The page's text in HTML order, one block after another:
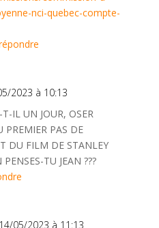
nci-quebec-compte-
2023 à 10:13
IL UN JOUR, OSER
PREMIER PAS DE
DU FILM DE STANLEY
TU JEAN ???
05/2023 à 11:13